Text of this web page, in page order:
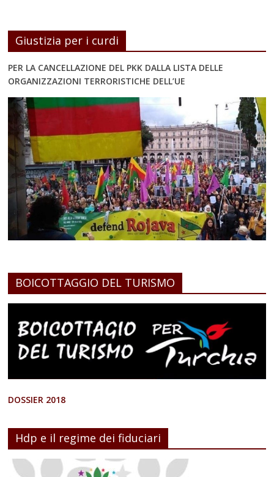
Giustizia per i curdi
PER LA CANCELLAZIONE DEL PKK DALLA LISTA DELLE
ORGANIZZAZIONI TERRORISTICHE DELL’UE
BOICOTTAGGIO DEL TURISMO
DOSSIER 2018
Hdp e il regime dei fiduciari